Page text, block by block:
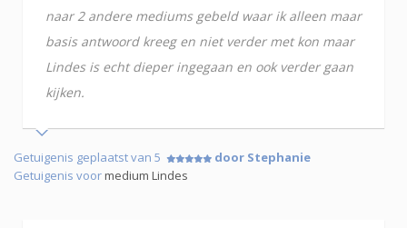
naar 2 andere mediums gebeld waar ik alleen maar
basis antwoord kreeg en niet verder met kon maar
Lindes is echt dieper ingegaan en ook verder gaan
kijken.
Getuigenis geplaatst van 5
door Stephanie
Getuigenis voormedium Lindes